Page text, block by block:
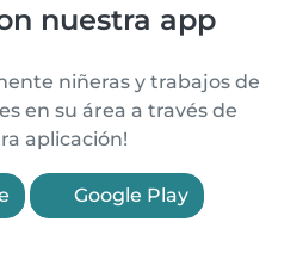
nuestra app
niñeras y trabajos de
en su área a través de
aplicación!
Google Play